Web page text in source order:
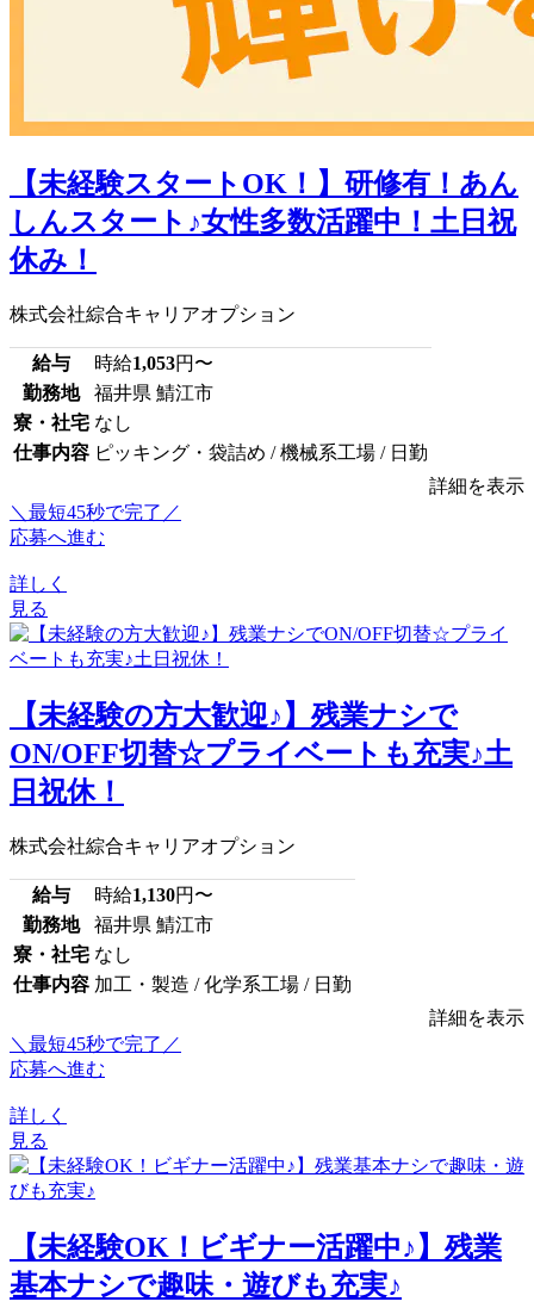
【未経験スタートOK！】研修有！あん
しんスタート♪女性多数活躍中！土日祝
休み！
株式会社綜合キャリアオプション
給与 時給1,053円〜
勤務地
福井県 鯖江市
寮・社宅 なし
仕事内容 ピッキング・袋詰め / 機械系工場 / 日勤
詳細を表示
＼最短45秒で完了／
応募へ進む
詳しく
見る
【未経験の方大歓迎♪】残業ナシで
ON/OFF切替☆プライベートも充実♪土
日祝休！
株式会社綜合キャリアオプション
給与 時給1,130円〜
勤務地
福井県 鯖江市
寮・社宅 なし
仕事内容 加工・製造 / 化学系工場 / 日勤
詳細を表示
＼最短45秒で完了／
応募へ進む
詳しく
見る
【未経験OK！ビギナー活躍中♪】残業
基本ナシで趣味・遊びも充実♪